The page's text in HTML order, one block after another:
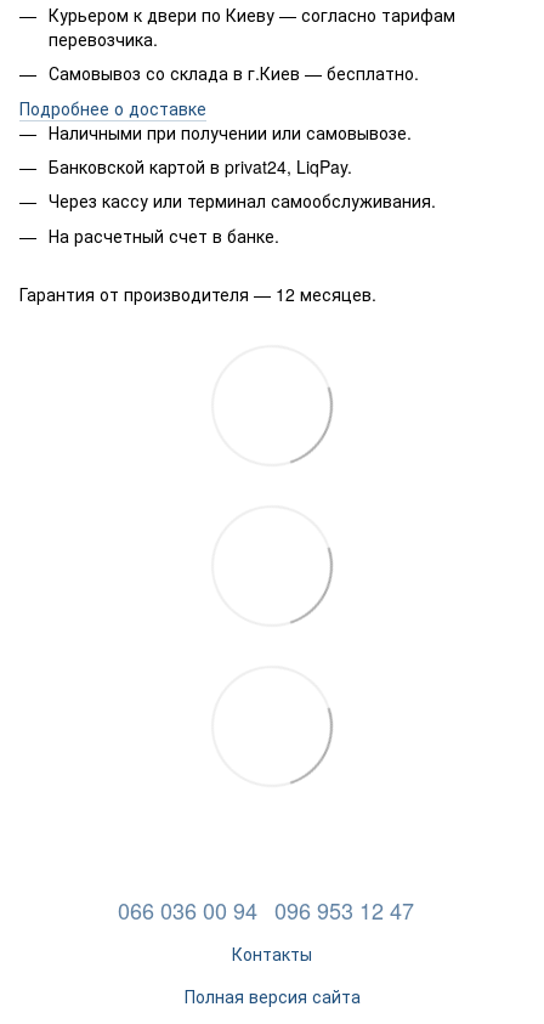
Курьером к двери по Киеву — согласно тарифам
перевозчика.
Самовывоз со склада в г.Киев — бесплатно.
Подробнее о доставке
Наличными при получении или самовывозе.
Банковской картой в privat24, LiqPay.
Через кассу или терминал самообслуживания.
На расчетный счет в банке.
Гарантия от производителя — 12 месяцев.
066 036 00 94 096 953 12 47
Контакты
Полная версия сайта